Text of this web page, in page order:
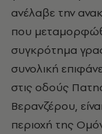
ανέλαβε την
που
συγκρότημα
συνολική
στις οδούς
Βερανζέρου,
περιοχή της